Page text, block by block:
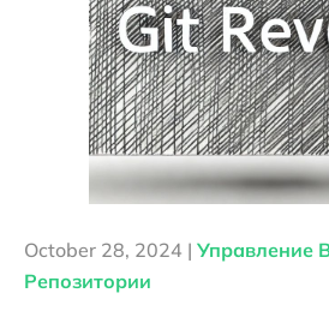
October 28, 2024 | Управление
Репозитории